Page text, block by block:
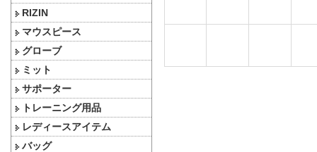
RIZIN
マウスピース
グローブ
ミット
サポーター
トレーニング用品
レディースアイテム
バッグ